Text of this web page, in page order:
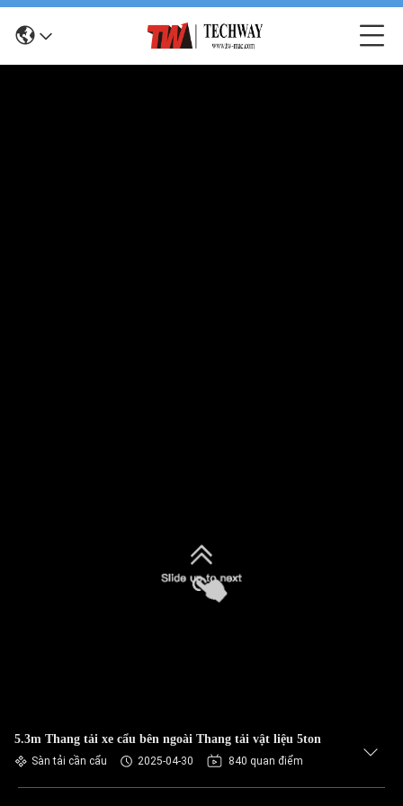
5.3m Thang tải xe cẩu bên ngoài Thang tải vật liệu 5ton
Sàn tải cần cẩu 2025-04-30 840 quan điểm